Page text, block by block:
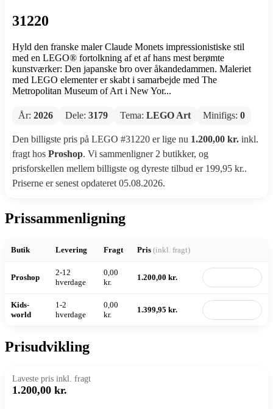
31220
Hyld den franske maler Claude Monets impressionistiske stil
med en LEGO® fortolkning af et af hans mest berømte
kunstværker: Den japanske bro over åkandedammen. Maleriet
med LEGO elementer er skabt i samarbejde med The
Metropolitan Museum of Art i New Yor...
År: 2026 Dele: 3179 Tema: LEGO Art Minifigs: 0
Den billigste pris på LEGO #31220 er lige nu 1.200,00 kr. inkl.
fragt hos Proshop. Vi sammenligner 2 butikker, og
prisforskellen mellem billigste og dyreste tilbud er 199,95 kr..
Priserne er senest opdateret 05.08.2026.
Prissammenligning
Butik Levering Fragt Pris (inkl. fragt)
Proshop
2-12
hverdage
0,00
kr.
1.200,00 kr.
Kids-
world
1-2
hverdage
0,00
kr.
1.399,95 kr.
Prisudvikling
Laveste pris inkl. fragt
1.200,00 kr.